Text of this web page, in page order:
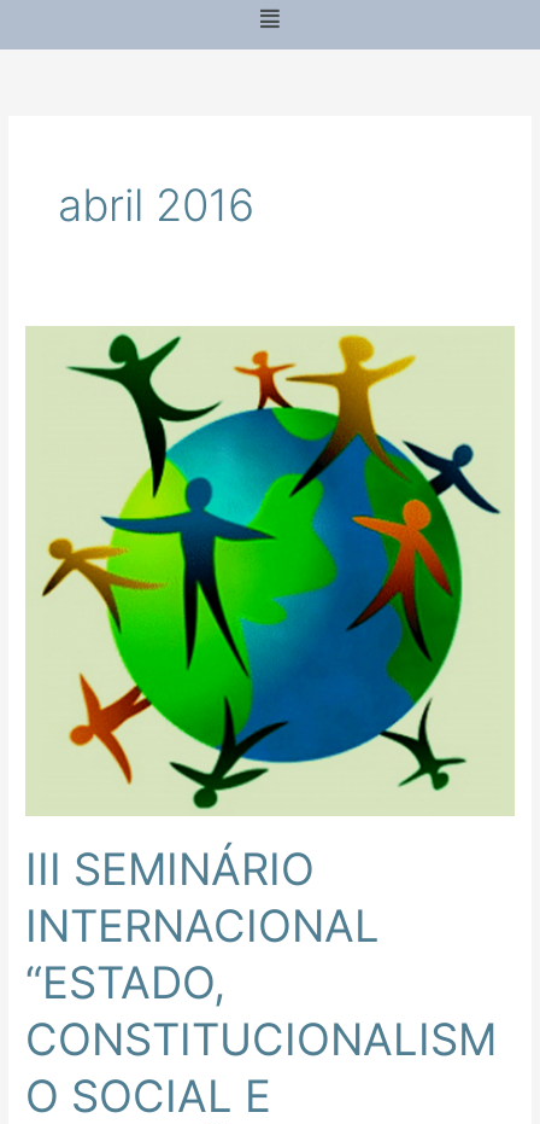
Menu
abril 2016
III SEMINÁRIO
INTERNACIONAL
“ESTADO,
CONSTITUCIONALISM
O SOCIAL E
SEMINÁRIO
INTERNACIONAL
CONSTITUCIONALISMO
PROTEÇÃO
DOS
HUMANOS”